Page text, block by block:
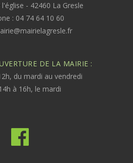
- 42460 La Gresle
: 04 74 64 10 60
DE LA MAIRIE :
du mardi au vendredi
à 16h, le mardi